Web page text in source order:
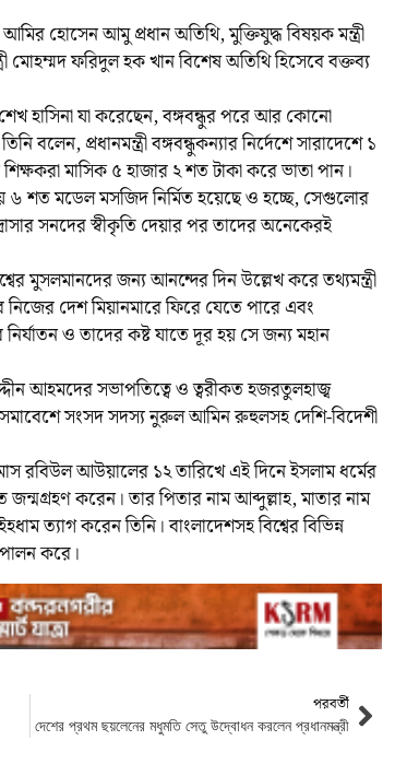
হোসেন আমু প্রধান অতিথি, মুক্তিযুদ্ধ বিষয়ক মন্ত্রী
মোহম্মদ ফরিদুল হক খান বিশেষ অতিথি হিসেবে বক্তব্য
হাসিনা যা করেছেন, বঙ্গবন্ধুর পরে আর কোনো
বলেন, প্রধানমন্ত্রী বঙ্গবন্ধুকন্যার নির্দেশে সারাদেশে ১
মাসিক ৫ হাজার ২ শত টাকা করে ভাতা পান।
৬ শত মডেল মসজিদ নির্মিত হয়েছে ও হচ্ছে, সেগুলোর
সনদের স্বীকৃতি দেয়ার পর তাদের অনেকেরই
মুসলমানদের জন্য আনন্দের দিন উল্লেখ করে তথ্যমন্ত্রী
নিজের দেশ মিয়ানমারে ফিরে যেতে পারে এবং
ও তাদের কষ্ট যাতে দূর হয় সে জন্য মহান
আহমদের সভাপতিত্বে ও ত্বরীকত হজরতুলহাজ্ব
সংসদ সদস্য নুরুল আমিন রুহুলসহ দেশি-বিদেশী
আউয়ালের ১২ তারিখে এই দিনে ইসলাম ধর্মের
করেন। তার পিতার নাম আব্দুল্লাহ, মাতার নাম
ত্যাগ করেন তিনি। বাংলাদেশসহ বিশ্বের বিভিন্ন
করে।
পরবর্তী
দেশের প্রথম ছয়লেনের মধুমতি সেতু উদ্বোধন করলেন প্রধানমন্ত্রী